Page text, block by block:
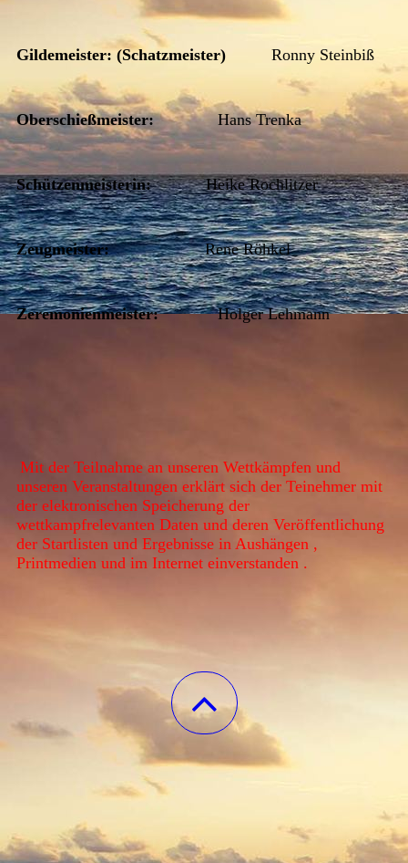
Gildemeister:(Schatzmeister) Ronny Steinbiß
Oberschießmeister: Hans Trenka
Schützenmeisterin: Heike Rochlitzer
Zeugmeister: Rene Röhkel
Zeremonienmeister: Holger Lehmann
Mit der Teilnahme an unseren Wettkämpfen und
unseren Veranstaltungen erklärt sich der Teinehmer mit
der elektronischen Speicherung der
wettkampfrelevanten Daten und deren Veröffentlichung
der Startlisten und Ergebnisse in Aushängen ,
Printmedien und im Internet einverstanden .